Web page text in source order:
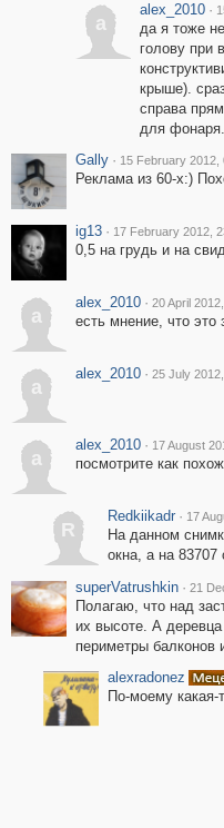
a
alex_2010 ·
да я тоже
голову при
крыше).
справа
для
Gally · 15 February 2012,
Реклама из 60-х:)
ig13 · 17 February 2012,
0,5 на грудь и на
a
alex_2010 · 20 April
есть мнение, что это
a
alex_2010 · 25 July
a
alex_2010 · 17 August
посмотрите как
R
Redkiikadr · 17
На данном
окна, а на 83707
superVatrushkin · 21
Полагаю, что над
их высоте. А
периметры балконов
alexradonez
По-моему